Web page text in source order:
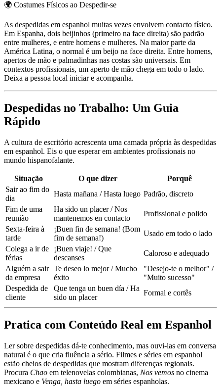
🌍 Costumes Físicos ao Despedir-se
As despedidas em espanhol muitas vezes envolvem contacto físico.
Em Espanha, dois beijinhos (primeiro na face direita) são padrão
entre mulheres, e entre homens e mulheres. Na maior parte da
América Latina, o normal é um beijo na face direita. Entre homens,
apertos de mão e palmadinhas nas costas são universais. Em
contextos profissionais, um aperto de mão chega em todo o lado.
Deixa a pessoa local iniciar e acompanha.
Despedidas no Trabalho: Um Guia
Rápido
A cultura de escritório acrescenta uma camada própria às despedidas
em espanhol. Eis o que esperar em ambientes profissionais no
mundo hispanofalante.
Situação O que dizer
Porquê
Sair ao fim do
dia
Hasta mañana / Hasta luego Padrão, discreto
Fim de uma
reunião
Ha sido un placer / Nos
mantenemos en contacto
Profissional e polido
Sexta-feira à
tarde
¡Buen fin de semana! (Bom
fim de semana!)
Usado em todo o lado
Colega a ir de
férias
¡Buen viaje! / Que
descanses
Caloroso e adequado
Alguém a sair
da empresa
Te deseo lo mejor / Mucho
éxito
"Desejo-te o melhor" /
"Muito sucesso"
Despedida de
cliente
Que tenga un buen día / Ha
sido un placer
Formal e cortês
Pratica com Conteúdo Real em Espanhol
Ler sobre despedidas dá-te conhecimento, mas ouvi-las em conversa
natural é o que cria fluência a sério. Filmes e séries em espanhol
estão cheios de despedidas que mostram diferenças regionais.
Procura Chao em telenovelas colombianas, Nos vemos no cinema
mexicano e Venga, hasta luego em séries espanholas.